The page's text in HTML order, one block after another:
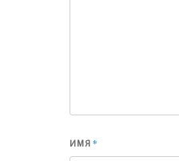
ИМЯ*